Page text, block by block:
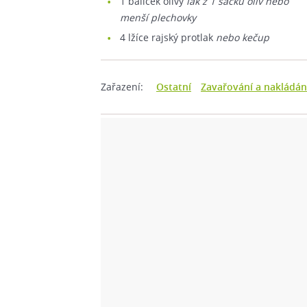
menší plechovky
4 lžíce rajský protlak nebo kečup
Zařazení: Ostatní Zavařování a